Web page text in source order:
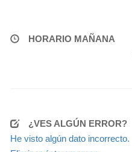
HORARIO MAÑANA
¿VES ALGÚN ERROR?
He visto algún dato incorrecto.